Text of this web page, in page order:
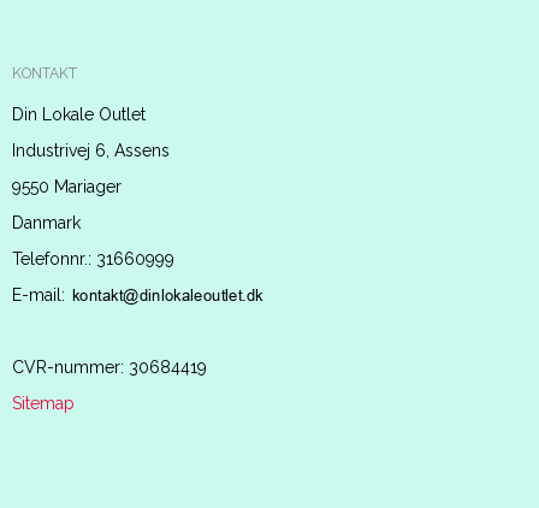
KONTAKT
Din Lokale Outlet
Industrivej 6, Assens
9550 Mariager
Danmark
Telefonnr.: 31660999
E-mail :
CVR-nummer: 30684419
Sitemap